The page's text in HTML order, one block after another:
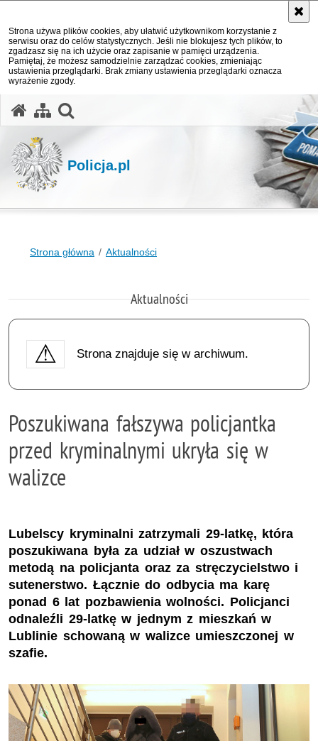
Strona używa plików cookies, aby ułatwić użytkownikom korzystanie z
serwisu oraz do celów statystycznych. Jeśli nie blokujesz tych plików, to
zgadzasz się na ich użycie oraz zapisanie w pamięci urządzenia.
Pamiętaj, że możesz samodzielnie zarządzać cookies, zmieniając
ustawienia przeglądarki. Brak zmiany ustawienia przeglądarki oznacza
wyrażenie zgody.
Policja.pl
Strona główna Aktualności
Aktualności
Strona znajduje się w archiwum.
Poszukiwana fałszywa policjantka
przed kryminalnymi ukryła się w
walizce
Lubelscy kryminalni zatrzymali 29-latkę, która
poszukiwana była za udział w oszustwach
metodą na policjanta oraz za stręczycielstwo i
sutenerstwo. Łącznie do odbycia ma karę
ponad 6 lat pozbawienia wolności. Policjanci
odnaleźli 29-latkę w jednym z mieszkań w
Lublinie schowaną w walizce umieszczonej w
szafie.